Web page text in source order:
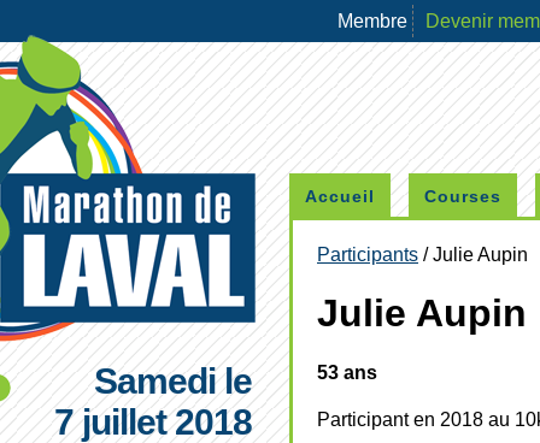
Membre Devenir
Samedi le
7 juillet 2018
Accueil Courses
Participants / Julie Aupin
Julie Aupin
53 ans
Participant en 2018 au